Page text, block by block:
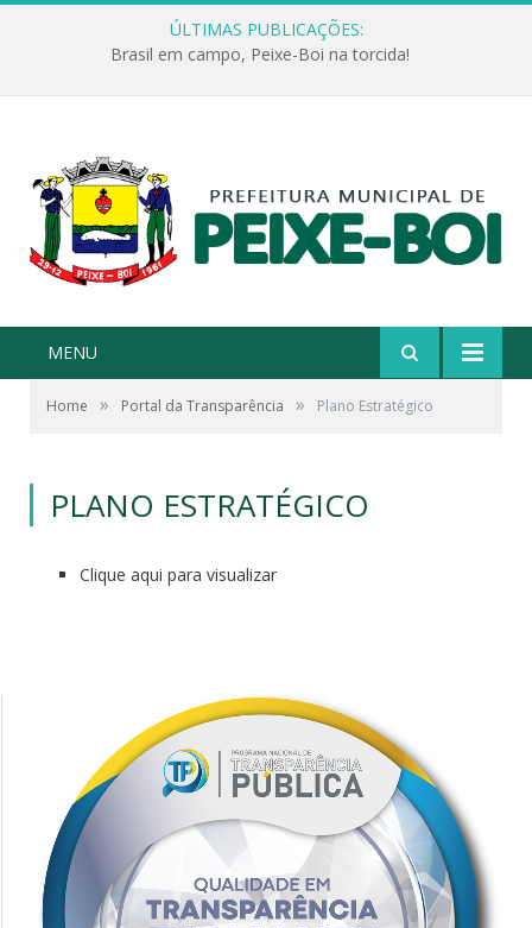
ÚLTIMAS PUBLICAÇÕES:
Brasil em campo, Peixe-Boi na torcida!
MENU
Home » Portal da Transparência » Plano Estratégico
PLANO ESTRATÉGICO
Clique aqui para visualizar